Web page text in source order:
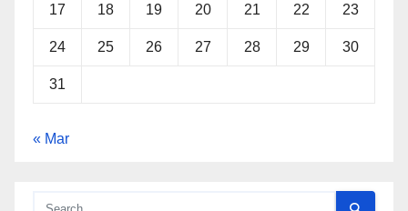
17 18 19 20 21 22 23
24 25 26 27 28 29 30
31
« Mar